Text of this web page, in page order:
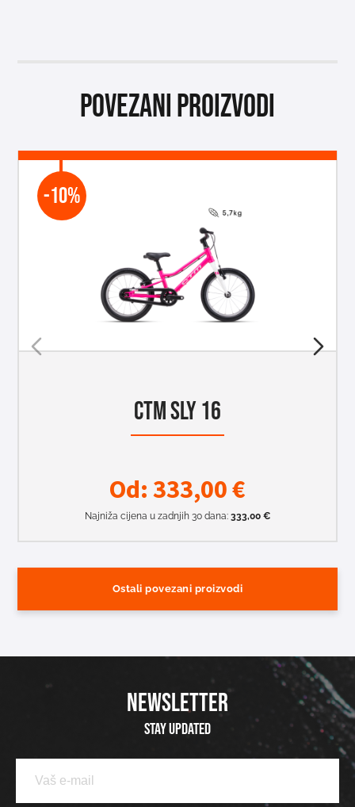
Povezani proizvodi
-10%
CTM SLY 16
Od:333,00€
Najniža cijena u zadnjih 30 dana: 333,00 €
Ostali povezani proizvodi
NEWSLETTER
Stay updated